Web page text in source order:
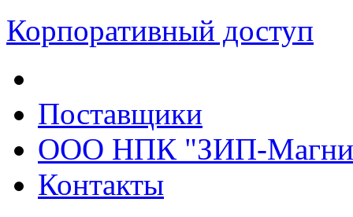
Корпоративный доступ
Поставщики
ООО НПК "ЗИП-
Контакты